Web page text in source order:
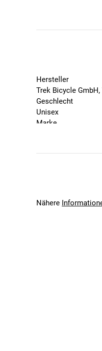
Geripptes
Die
Die
3 mm lange
31 mm
Material:
Hersteller
Trek Bicycle
Geschlecht
Unisex
Marke
Aktion
Bitte beachte,
Nähere